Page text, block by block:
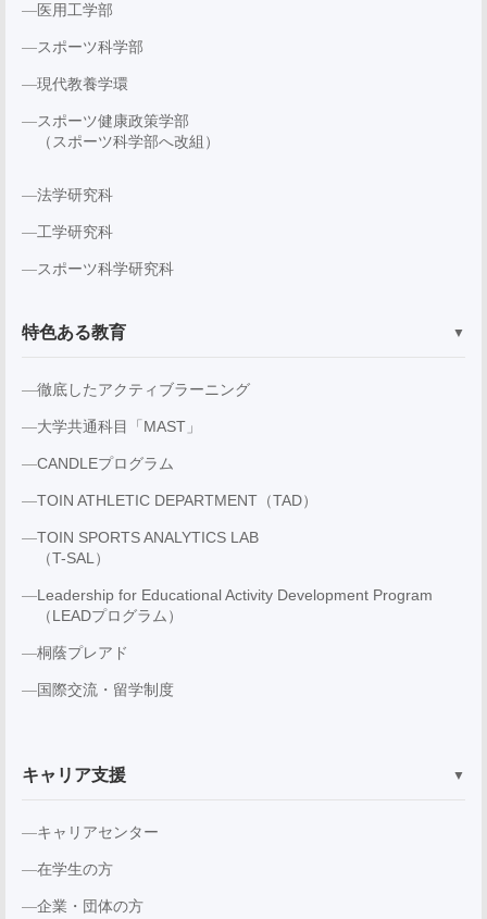
医用工学部
スポーツ科学部
現代教養学環
スポーツ健康政策学部
（スポーツ科学部へ改組）
法学研究科
工学研究科
スポーツ科学研究科
特色ある教育 ▼
徹底したアクティブラーニング
大学共通科目「MAST」
CANDLEプログラム
TOIN ATHLETIC DEPARTMENT（TAD）
TOIN SPORTS ANALYTICS LAB
（T-SAL）
Leadership for Educational Activity Development Program
（LEADプログラム）
桐蔭プレアド
国際交流・留学制度
キャリア支援 ▼
キャリアセンター
在学生の方
企業・団体の方